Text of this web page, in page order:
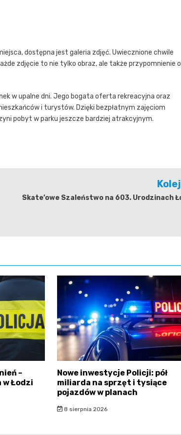
dostępna jest galeria zdjęć. Uwiecznione chwile
zdjęcie to nie tylko obraz, ale także przypomnienie o
w upalne dni. Jego bogata oferta rekreacyjna oraz
i turystów. Dzięki bezpłatnym zajęciom
pobyt w parku jeszcze bardziej atrakcyjnym.
Skate’owe Szaleństwo na 603. Urodzinach
–
w Łodzi
Nowe inwestycje Policji: pół
miliarda na sprzęt i tysiące
pojazdów w planach
8 sierpnia 2026